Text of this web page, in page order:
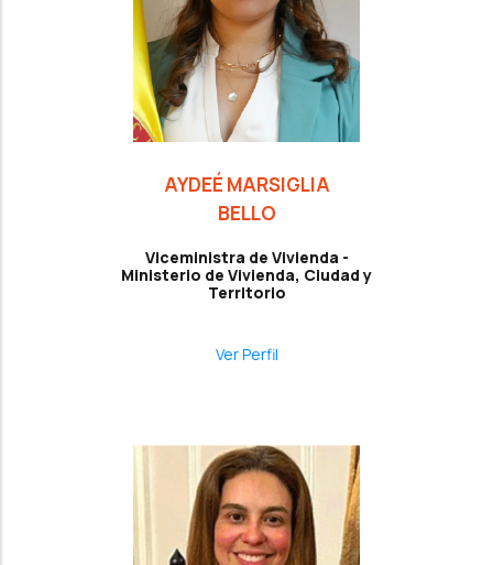
AYDEÉ MARSIGLIA
BELLO
Viceministra de Vivienda -
Ministerio de Vivienda, Ciudad y
Territorio
Ver Perfil